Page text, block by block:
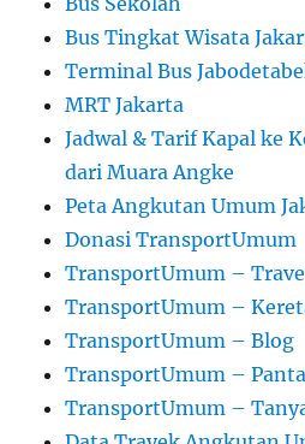
Bus Tingkat Wisata
Terminal Bus
MRT Jakarta
Jadwal & Tarif Kapal ke
dari Muara Angke
Peta Angkutan Umum
Donasi TransportUmum
TransportUmum –
TransportUmum –
TransportUmum – Blog
TransportUmum –
TransportUmum –